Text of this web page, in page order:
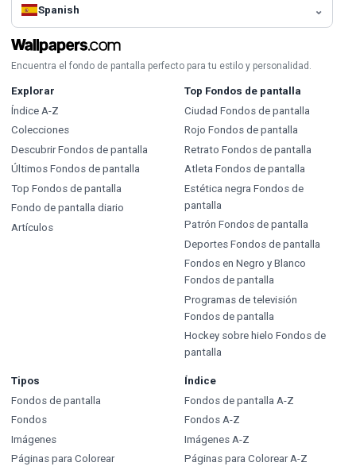
Spanish
Encuentra el fondo de pantalla perfecto para tu estilo y personalidad.
Explorar
Índice A-Z
Colecciones
Descubrir Fondos de pantalla
Últimos Fondos de pantalla
Top Fondos de pantalla
Fondo de pantalla diario
Artículos
Top Fondos de pantalla
Ciudad Fondos de pantalla
Rojo Fondos de pantalla
Retrato Fondos de pantalla
Atleta Fondos de pantalla
Estética negra Fondos de
pantalla
Patrón Fondos de pantalla
Deportes Fondos de pantalla
Fondos en Negro y Blanco
Fondos de pantalla
Programas de televisión
Fondos de pantalla
Hockey sobre hielo Fondos de
pantalla
Tipos
Fondos de pantalla
Fondos
Imágenes
Páginas para Colorear
Índice
Fondos de pantalla A-Z
Fondos A-Z
Imágenes A-Z
Páginas para Colorear A-Z